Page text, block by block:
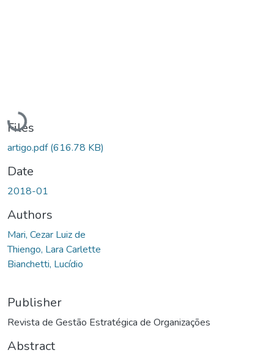
Loading...
Files
artigo.pdf(616.78 KB)
Date
2018-01
Authors
Mari, Cezar Luiz de
Thiengo, Lara Carlette
Bianchetti, Lucídio
Publisher
Revista de Gestão Estratégica de Organizações
Abstract